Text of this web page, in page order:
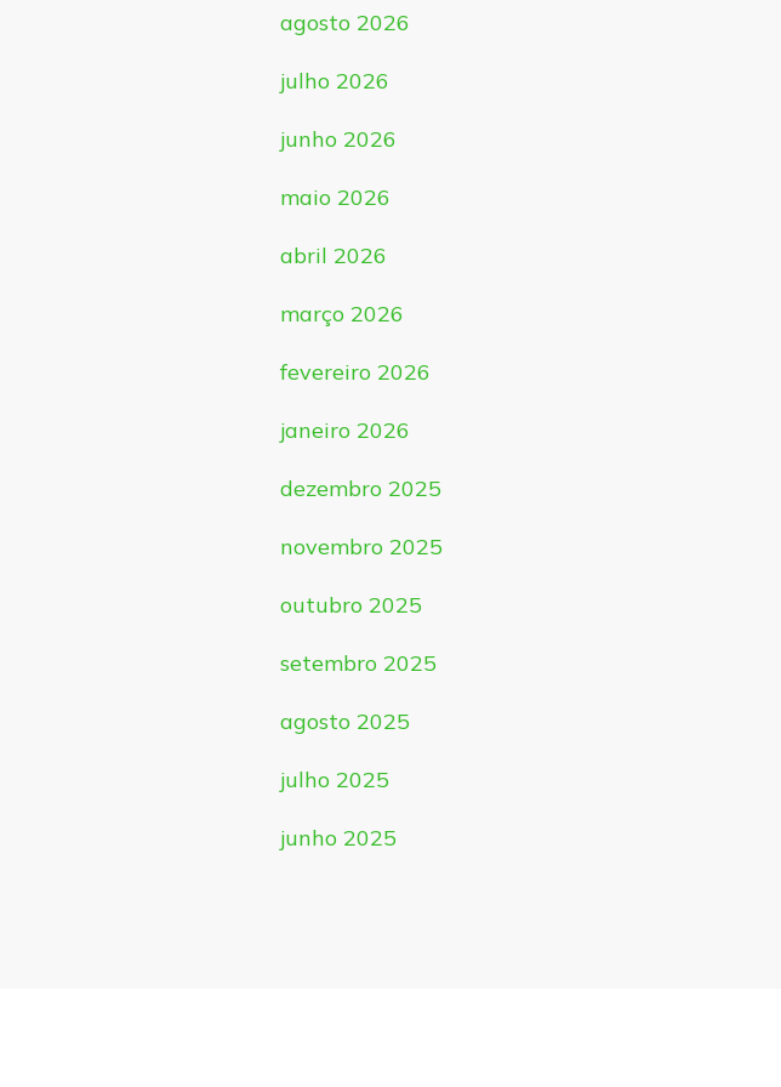
agosto 2026
julho 2026
junho 2026
maio 2026
abril 2026
março 2026
fevereiro 2026
janeiro 2026
dezembro 2025
novembro 2025
outubro 2025
setembro 2025
agosto 2025
julho 2025
junho 2025